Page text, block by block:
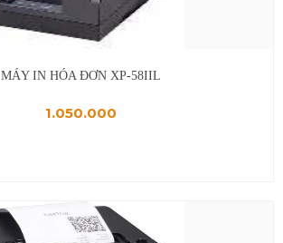
MÁY IN HÓA ĐƠN XP-58IIL
1.050.000